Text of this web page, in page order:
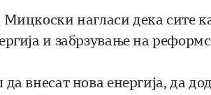
Мицкоски нагласи дека сите
и забрзување на
внесат нова енергија, да